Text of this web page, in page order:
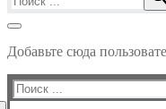
Добавьте сюда
Найти: